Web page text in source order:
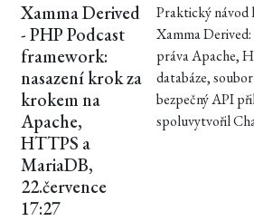
Xamma Derived
- PHP Podcast
framework:
nasazení krok za
krokem na
Apache,
HTTPS a
MariaDB,
22.července
17:27
Praktický návod
Xamma
práva Apache,
databáze,
bezpečný API
spoluvytvořil